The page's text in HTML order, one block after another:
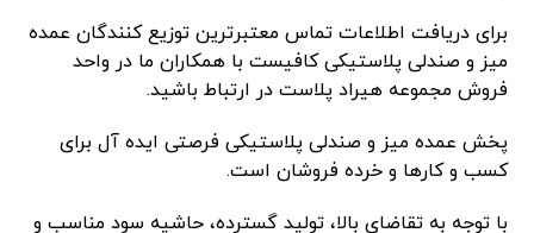
برای دریافت اطلاعات تماس معتبرترین توزیع کنندگان عمده
میز و صندلی پلاستیکی کافیست با همکاران ما در واحد
فروش مجموعه هیراد پلاست در ارتباط باشید.
پخش عمده میز و صندلی پلاستیکی فرصتی ایده آل برای
کسب و کارها و خرده فروشان است.
با توجه به تقاضای بالا، تولید گسترده، حاشیه سود مناسب و